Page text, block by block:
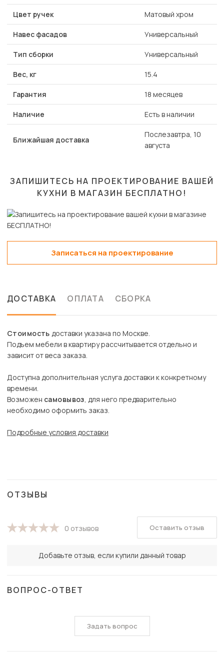
Цвет ручек Матовый хром
Навес фасадов Универсальный
Тип сборки Универсальный
Вес, кг 15.4
Гарантия 18 месяцев
Наличие Есть в наличии
Ближайшая доставка
Послезавтра, 10
августа
ЗАПИШИТЕСЬ НА ПРОЕКТИРОВАНИЕ ВАШЕЙ
КУХНИ В МАГАЗИН БЕСПЛАТНО!
Записаться на проектирование
ДОСТАВКА ОПЛАТА СБОРКА
Стоимость доставки указана по Москве.
Подъем мебели в квартиру рассчитывается отдельно и
зависит от веса заказа.
Доступна дополнительная услуга доставки к конкретному
времени.
Возможен самовывоз, для него предварительно
необходимо оформить заказ.
Подробные условия доставки
ОТЗЫВЫ
0 отзывов
Добавьте отзыв, если купили данный товар
Оставить отзыв
ВОПРОС-ОТВЕТ
Задать вопрос